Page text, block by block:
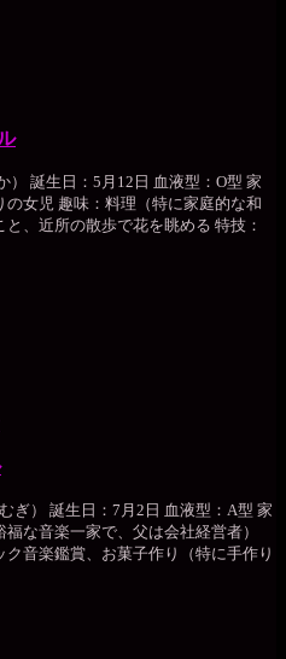
） 誕生日：5月12日 血液型：O型 家
女児 趣味：料理（特に家庭的な和
、近所の散歩で花を眺める 特技：
ぎ） 誕生日：7月2日 血液型：A型 家
な音楽一家で、父は会社経営者）
音楽鑑賞、お菓子作り（特に手作り